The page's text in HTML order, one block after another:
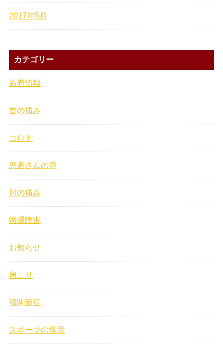
2017年5月
カテゴリー
新着情報
首の痛み
コロナ
患者さんの声
肘の痛み
循環障害
お知らせ
肩こり
顎関節症
スポーツの怪我